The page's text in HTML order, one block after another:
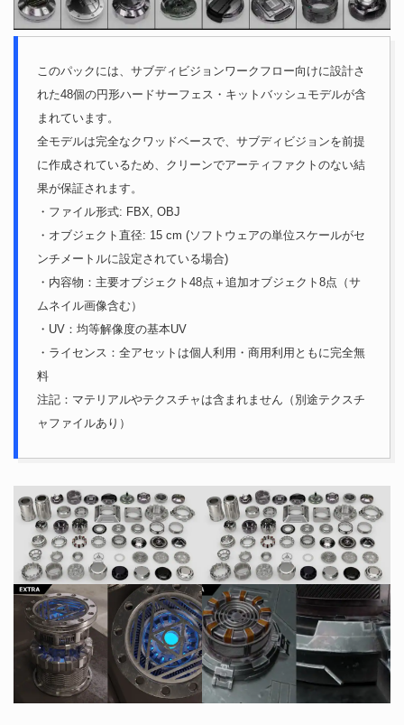
このパックには、サブディビジョンワークフロー向けに設計さ
れた48個の円形ハードサーフェス・キットバッシュモデルが含
まれています。
全モデルは完全なクワッドベースで、サブディビジョンを前提
に作成されているため、クリーンでアーティファクトのない結
果が保証されます。
・ファイル形式: FBX, OBJ
・オブジェクト直径: 15 cm (ソフトウェアの単位スケールがセ
ンチメートルに設定されている場合)
・内容物：主要オブジェクト48点＋追加オブジェクト8点（サ
ムネイル画像含む）
・UV：均等解像度の基本UV
・ライセンス：全アセットは個人利用・商用利用ともに完全無
料
注記：マテリアルやテクスチャは含まれません（別途テクスチ
ャファイルあり）